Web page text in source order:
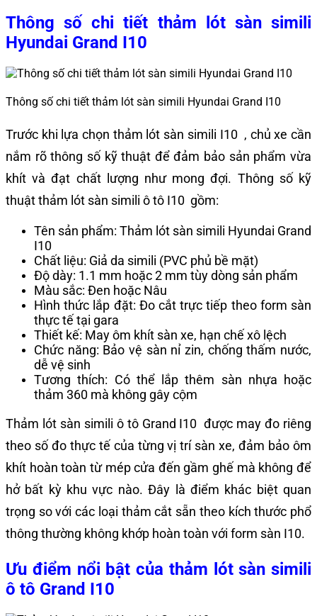
Thông số chi tiết thảm lót sàn simili
Hyundai Grand I10
Thông số chi tiết thảm lót sàn simili Hyundai Grand I10
Trước khi lựa chọn thảm lót sàn simili I10 , chủ xe cần
nắm rõ thông số kỹ thuật để đảm bảo sản phẩm vừa
khít và đạt chất lượng như mong đợi. Thông số kỹ
thuật thảm lót sàn simili ô tô I10 gồm:
Tên sản phẩm: Thảm lót sàn simili Hyundai Grand
I10
Chất liệu: Giả da simili (PVC phủ bề mặt)
Độ dày: 1.1 mm hoặc 2 mm tùy dòng sản phẩm
Màu sắc: Đen hoặc Nâu
Hình thức lắp đặt: Đo cắt trực tiếp theo form sàn
thực tế tại gara
Thiết kế: May ôm khít sàn xe, hạn chế xô lệch
Chức năng: Bảo vệ sàn nỉ zin, chống thấm nước,
dễ vệ sinh
Tương thích: Có thể lắp thêm sàn nhựa hoặc
thảm 360 mà không gây cộm
Thảm lót sàn simili ô tô Grand I10 được may đo riêng
theo số đo thực tế của từng vị trí sàn xe, đảm bảo ôm
khít hoàn toàn từ mép cửa đến gầm ghế mà không để
hở bất kỳ khu vực nào. Đây là điểm khác biệt quan
trọng so với các loại thảm cắt sẵn theo kích thước phổ
thông thường không khớp hoàn toàn với form sàn I10.
Ưu điểm nổi bật của thảm lót sàn simili
ô tô Grand I10